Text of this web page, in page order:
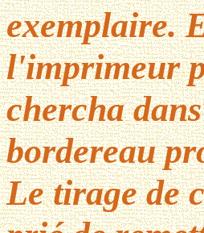
exemplaire.
l'imprimeur
chercha
bordereau
Le tirage de